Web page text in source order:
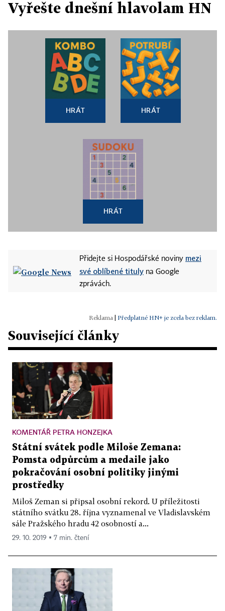
Vyřešte dnešní hlavolam HN
HRÁT HRÁT
HRÁT
Přidejte si Hospodářské noviny mezi
své oblíbené tituly na Google
zprávách.
Předplatné HN+ je zcela bez reklam.
Související články
KOMENTÁŘ PETRA HONZEJKA
Státní svátek podle Miloše Zemana:
Pomsta odpůrcům a medaile jako
pokračování osobní politiky jinými
prostředky
Miloš Zeman si připsal osobní rekord. U příležitosti
státního svátku 28. října vyznamenal ve Vladislavském
sále Pražského hradu 42 osobností a...
29. 10. 2019 ▪ 7 min. čtení